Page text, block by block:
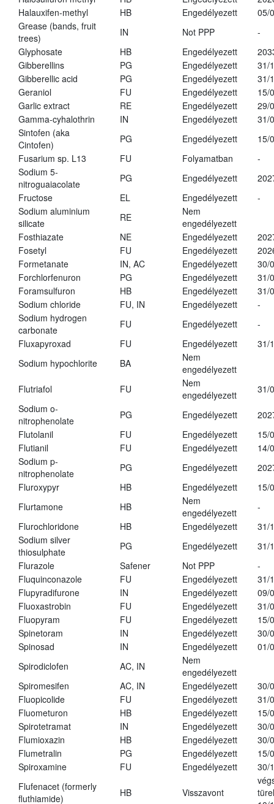
Halauxifen-methyl
HB Engedélyezett
05/
Grease (bands, fruit
trees)
IN Not PPP
-
Glyphosate
HB Engedélyezett
Gibberellins
PG Engedélyezett
31/
Gibberellic acid
PG Engedélyezett
31/
Geraniol
FU Engedélyezett
15/
Garlic extract
RE Engedélyezett
29/
Gamma-cyhalothrin
IN Engedélyezett
31/
Sintofen (aka
Cintofen)
PG Engedélyezett
15/
Fusarium sp. L13
FU Folyamatban
-
Sodium 5-
nitroguaiacolate
PG Engedélyezett
Fructose
EL Engedélyezett
-
Sodium aluminium
silicate
RE
Nem
engedélyezett
Fosthiazate
NE Engedélyezett
Fosetyl
FU Engedélyezett
Formetanate
IN, AC Engedélyezett
30/
Forchlorfenuron
PG Engedélyezett
31/
Foramsulfuron
HB Engedélyezett
31/
Sodium chloride
FU, IN Engedélyezett
-
Sodium hydrogen
carbonate
FU Engedélyezett
-
Fluxapyroxad
FU Engedélyezett
31/
Sodium hypochlorite
BA
Nem
engedélyezett
Flutriafol
FU
Nem
engedélyezett
31/
Sodium o-
nitrophenolate
PG Engedélyezett
Flutolanil
FU Engedélyezett
15/
Flutianil
FU Engedélyezett
14/
Sodium p-
nitrophenolate
PG Engedélyezett
Fluroxypyr
HB Engedélyezett
15/
Flurtamone
HB
Nem
engedélyezett
-
Flurochloridone
HB Engedélyezett
31/
Sodium silver
thiosulphate
PG Engedélyezett
31/
Flurazole
Safener Not PPP
-
Fluquinconazole
FU Engedélyezett
31/
Flupyradifurone
IN Engedélyezett
09/
Fluoxastrobin
FU Engedélyezett
31/
Fluopyram
FU Engedélyezett
15/
Spinetoram
IN Engedélyezett
30/
Spinosad
IN Engedélyezett
01/
Spirodiclofen
AC, IN
Nem
engedélyezett
Spiromesifen
AC, IN Engedélyezett
30/
Fluopicolide
FU Engedélyezett
31/
Fluometuron
HB Engedélyezett
15/
Spirotetramat
IN Engedélyezett
30/
Flumioxazin
HB Engedélyezett
30/
Flumetralin
PG Engedélyezett
15/
Spiroxamine
FU Engedélyezett
30/
Flufenacet (formerly
fluthiamide)
HB Visszavont